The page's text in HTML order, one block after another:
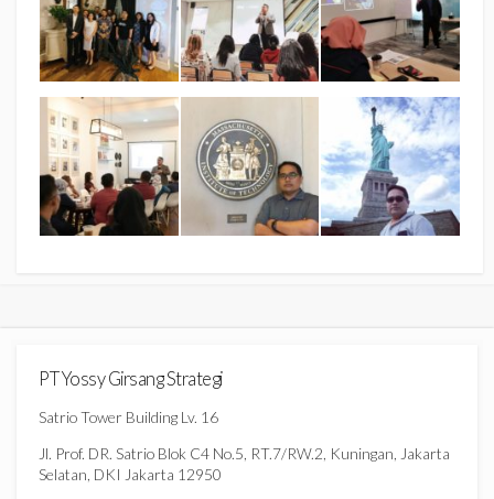
PT Yossy Girsang Strategi
Satrio Tower Building Lv. 16
Jl. Prof. DR. Satrio Blok C4 No.5, RT.7/RW.2, Kuningan, Jakarta
Selatan, DKI Jakarta 12950